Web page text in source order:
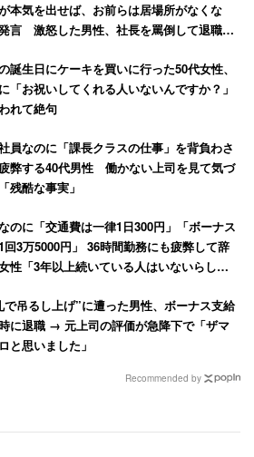
が本気を出せば、お前らは居場所がなくな
言 激怒した男性、社長を罵倒して退職
誕生日にケーキを買いに行った50代女性、
「お祝いしてくれる人いないんですか？」
れて絶句
員なのに「課長クラスの仕事」を背負わさ
弊する40代男性 働かない上司を見て気づ
残酷な事実」
のに「交通費は一律1日300円」「ボーナス
回3万5000円」 36時間勤務にも疲弊して辞
性「3年以上続いている人はいないらし
で吊るし上げ”に遭った男性、ボーナス支給
に退職 → 元上司の評価が急降下で「ザマ
と思いました」
Recommended by